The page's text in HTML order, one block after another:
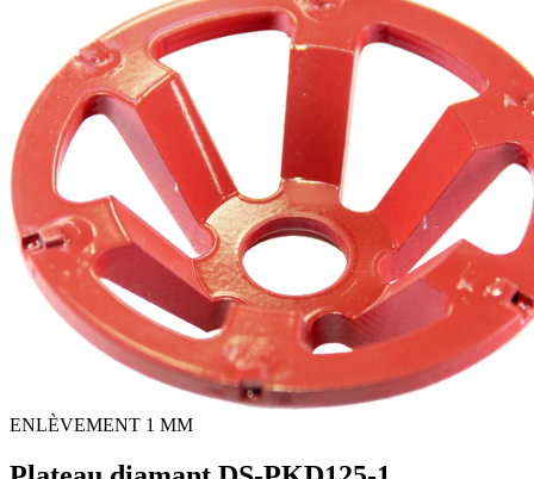
ENLÈVEMENT 1 MM